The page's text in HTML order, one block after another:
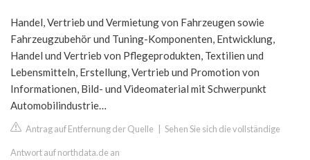
Handel, Vertrieb und Vermietung von Fahrzeugen sowie
Fahrzeugzubehör und Tuning-Komponenten, Entwicklung,
Handel und Vertrieb von Pflegeprodukten, Textilien und
Lebensmitteln, Erstellung, Vertrieb und Promotion von
Informationen, Bild- und Videomaterial mit Schwerpunkt
Automobilindustrie…
Antrag auf Entfernung der Quelle Sehen Sie sich die vollständige
Antwort auf northdata.de an